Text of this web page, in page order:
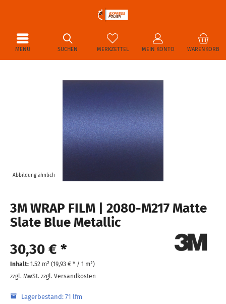
MENÜ WARENKORB
MERKZETTEL MEIN KONTO
SUCHEN
Abbildung ähnlich
3M WRAP FILM | 2080-M217 Matte
Slate Blue Metallic
30,30 € *
Inhalt: 1.52 m² (19,93 € * / 1 m²)
zzgl. MwSt. zzgl. Versandkosten
Lagerbestand: 71 lfm